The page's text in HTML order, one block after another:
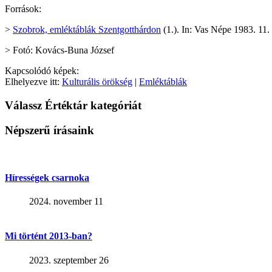
Források:
> Szobrok, emléktáblák Szentgotthárdon (1.). In: Vas Népe 1983. 11.
> Fotó: Kovács-Buna József
Kapcsolódó képek:
Elhelyezve itt: Kulturális örökség | Emléktáblák
Válassz Értéktár kategóriát
Népszerű írásaink
Hírességek csarnoka
2024. november 11
Mi történt 2013-ban?
2023. szeptember 26